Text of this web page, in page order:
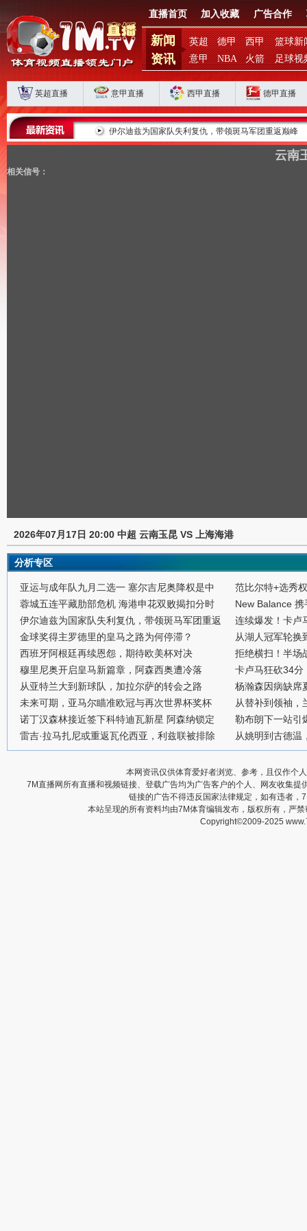
直播首页 加入收藏 广告合作
新闻
资讯
英超 德甲 西甲
篮球新
意甲
NBA 火箭 足球视
英超直播 意甲直播 西甲直播 德甲直播
扣分时代生存 伊尔迪兹为国家队失利复仇，带领斑马军团重返巅峰
云南
相关信号：
2026年07月17日 20:00 中超 云南玉昆 VS 上海海港
分析专区
亚运与成年队九月二选一 塞尔吉尼奥降权是中
蓉城五连平藏肋部危机 海港申花双败揭扣分时
伊尔迪兹为国家队失利复仇，带领斑马军团重返
金球奖得主罗德里的皇马之路为何停滞？
西班牙阿根廷再续恩怨，期待欧美杯对决
穆里尼奥开启皇马新篇章，阿森西奥遭冷落
从亚特兰大到新球队，加拉尔萨的转会之路
未来可期，亚马尔瞄准欧冠与再次世界杯奖杯
诺丁汉森林接近签下科特迪瓦新星 阿森纳锁定
雷吉·拉马扎尼或重返瓦伦西亚，利兹联被排除
范比尔特+选秀
New Balance
连续爆发！卡卢
从湖人冠军轮换
拒绝横扫！半场
卡卢马狂砍34分
杨瀚森因病缺席
从替补到领袖，
勒布朗下一站引
从姚明到古德温
本网资讯仅供体育爱好者浏览、参考，且仅作个
7M直播网所有直播和视频链接、登载广告均为广告客户的个人、网友收集
链接的广告不得违反国家法律规定，如有违者
本站呈现的所有资料均由7M体育编辑发布，版权所有，严
Copyright©2009-2025